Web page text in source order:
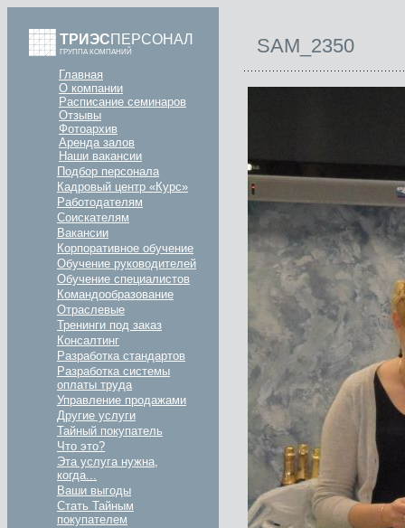
ТРИЭСПЕРСОНАЛ
ГРУППА КОМПАНИЙ
Главная
О компании
Расписание семинаров
Отзывы
Фотоархив
Аренда залов
Наши вакансии
Подбор персонала
Кадровый центр «Курс»
Работодателям
Соискателям
Вакансии
Корпоративное обучение
Обучение руководителей
Обучение специалистов
Командообразование
Отраслевые
Тренинги под заказ
Консалтинг
Разработка стандартов
Разработка системы
оплаты труда
Управление продажами
Другие услуги
Тайный покупатель
Что это?
Эта услуга нужна,
когда...
Ваши выгоды
Стать Тайным
покупателем
SAM_2350